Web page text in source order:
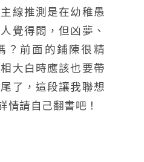
線推測是在幼稚愚
覺得悶，但凶夢、
？前面的鋪陳很精
大白時應該也要帶
了，這段讓我聯想
情請自己翻書吧！